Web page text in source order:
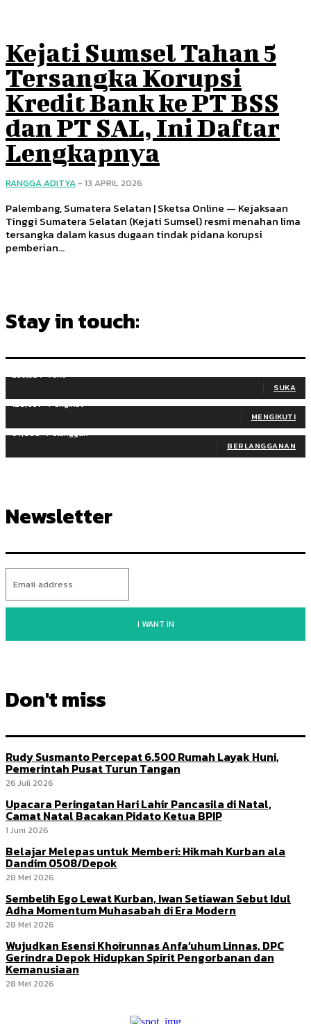
Kejati Sumsel Tahan 5
Tersangka Korupsi
Kredit Bank ke PT BSS
dan PT SAL, Ini Daftar
Lengkapnya
RANGGA ADITYA - 13 APRIL 2026
Palembang, Sumatera Selatan | Sketsa Online — Kejaksaan
Tinggi Sumatera Selatan (Kejati Sumsel) resmi menahan lima
tersangka dalam kasus dugaan tindak pidana korupsi
pemberian...
Stay in touch:
255,324 Fans
SUKA
128,657 Pengikut
MENGIKUTI
97,058 Pelanggan
BERLANGGANAN
Newsletter
I WANT IN
Don't miss
Rudy Susmanto Percepat 6.500 Rumah Layak Huni,
Pemerintah Pusat Turun Tangan
26 Juli 2026
Upacara Peringatan Hari Lahir Pancasila di Natal,
Camat Natal Bacakan Pidato Ketua BPIP
1 Juni 2026
Belajar Melepas untuk Memberi: Hikmah Kurban ala
Dandim 0508/Depok
28 Mei 2026
Sembelih Ego Lewat Kurban, Iwan Setiawan Sebut Idul
Adha Momentum Muhasabah di Era Modern
28 Mei 2026
Wujudkan Esensi Khoirunnas Anfa’uhum Linnas, DPC
Gerindra Depok Hidupkan Spirit Pengorbanan dan
Kemanusiaan
28 Mei 2026